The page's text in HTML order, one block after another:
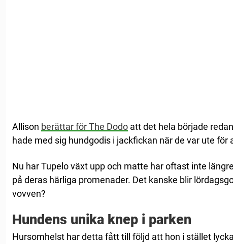
Allison berättar för The Dodo att det hela började
hade med sig hundgodis i jackfickan när de var ute
Nu har Tupelo växt upp och matte har oftast inte
på deras härliga promenader. Det kanske blir
vovven?
Hundens unika knep i parken
Hursomhelst har detta fått till följd att hon i stället